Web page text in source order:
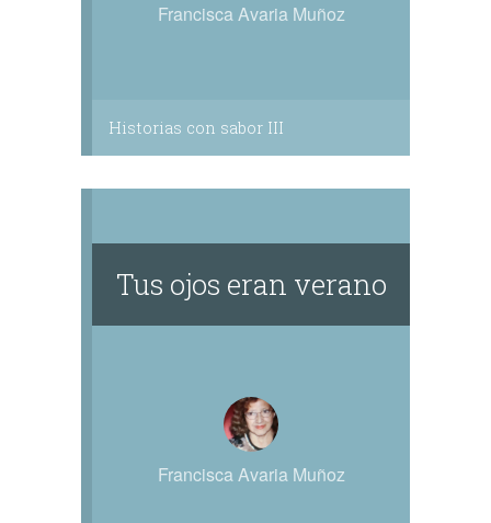
Francisca Avaria Muñoz
Historias con sabor III
Tus ojos eran verano
Francisca Avaria Muñoz